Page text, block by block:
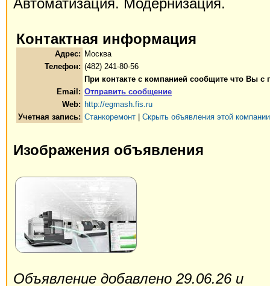
Автоматизация. Модернизация.
Контактная информация
Адрес: Москва
Телефон: (482) 241-80-56
При контакте с компанией сообщите что Вы с
Email: Отправить сообщение
Web: http://egmash.fis.ru
Учетная запись: Станкоремонт Скрыть объявления этой компании
Изображения объявления
Объявление добавлено 29.06.26 и